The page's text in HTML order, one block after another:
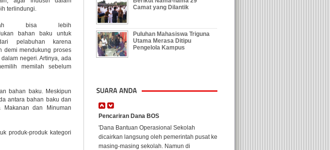
terlindungi.
bisa lebih
bahan baku untuk
pelabuhan karena
demi mendukung proses
negeri. Artinya, ada
memilah sebelum
bahan baku. Meskipun
antara bahan baku dan
dan Minuman
produk-produk kategori
Camat yang Dilantik
Puluhan Mahasiswa Triguna
Utama Merasa Ditipu
Pengelola Kampus
Pencariran Dana BOS
'Dana Bantuan Operasional Sekolah
dicairkan langsung oleh pemerintah pusat ke
masing-masing sekolah. Namun di